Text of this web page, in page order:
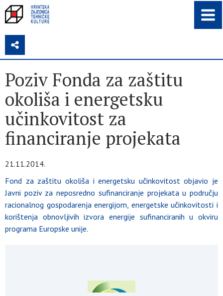
Z
Poziv Fonda za zaštitu
okoliša i energetsku
učinkovitost za
financiranje projekata
21.11.2014.
Fond za zaštitu okoliša i energetsku učinkovitost objavio je
Javni poziv za neposredno sufinanciranje projekata u području
racionalnog gospodarenja energijom, energetske učinkovitosti i
korištenja obnovljivih izvora energije sufinanciranih u okviru
programa Europske unije.